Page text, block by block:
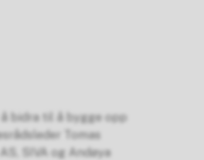
bidra til å bygge opp
Tomas
SIVA og Andøya